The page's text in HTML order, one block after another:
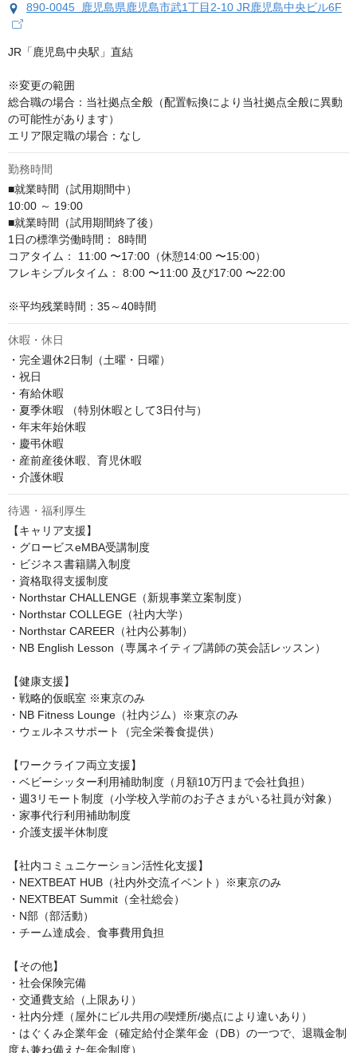
890-0045 鹿児島県鹿児島市武1丁目2-10 JR鹿児島中央ビル6F
JR「鹿児島中央駅」直結
※変更の範囲
総合職の場合：当社拠点全般（配置転換により当社拠点全般に異動
の可能性があります）
エリア限定職の場合：なし
勤務時間
■就業時間（試用期間中）
10:00 ～ 19:00
■就業時間（試用期間終了後）
1日の標準労働時間： 8時間
コアタイム： 11:00 〜17:00（休憩14:00 〜15:00）
フレキシブルタイム： 8:00 〜11:00 及び17:00 〜22:00
※平均残業時間：35～40時間
休暇・休日
・完全週休2日制（土曜・日曜）
・祝日
・有給休暇
・夏季休暇 （特別休暇として3日付与）
・年末年始休暇
・慶弔休暇
・産前産後休暇、育児休暇
・介護休暇
待遇・福利厚生
【キャリア支援】
・グロービスeMBA受講制度
・ビジネス書籍購入制度
・資格取得支援制度
・Northstar CHALLENGE（新規事業立案制度）
・Northstar COLLEGE（社内大学）
・Northstar CAREER（社内公募制）
・NB English Lesson（専属ネイティブ講師の英会話レッスン）
【健康支援】
・戦略的仮眠室 ※東京のみ
・NB Fitness Lounge（社内ジム）※東京のみ
・ウェルネスサポート（完全栄養食提供）
【ワークライフ両立支援】
・ベビーシッター利用補助制度（月額10万円まで会社負担）
・週3リモート制度（小学校入学前のお子さまがいる社員が対象）
・家事代行利用補助制度
・介護支援半休制度
【社内コミュニケーション活性化支援】
・NEXTBEAT HUB（社内外交流イベント）※東京のみ
・NEXTBEAT Summit（全社総会）
・N部（部活動）
・チーム達成会、食事費用負担
【その他】
・社会保険完備
・交通費支給（上限あり）
・社内分煙（屋外にビル共用の喫煙所/拠点により違いあり）
・はぐくみ企業年金（確定給付企業年金（DB）の一つで、退職金制
度も兼ね備えた年金制度）